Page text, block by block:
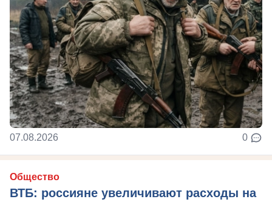
07.08.2026 0
Общество
ВТБ: россияне увеличивают расходы на